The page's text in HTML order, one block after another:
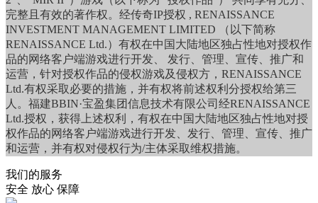
完整且有效的著作权。经传奇IP授权 , RENAISSANCE
INVESTMENT MANAGEMENT LIMITED （以下简称
RENAISSANCE Ltd.）有权在中国大陆地区独占性地对授权作
品的网络客户端游戏进行开发、 发行、管理、宣传、推广和
运营，针对授权作品的侵权游戏及侵权方，RENAISSANCE
Ltd.有权采取必要的措施，并有权将前述权利分授权给第三
人。福建BBIN·宝盈集团信息技术有限公司经RENAISSANCE
Ltd.授权，获得上述权利，有权在中国大陆地区独占性地对授
权作品的网络客户端游戏进行开发、发行、管理、宣传、推广
和运营，并有权对侵权行为/主体采取维权措施。
我们的服务
安全 放心 保障